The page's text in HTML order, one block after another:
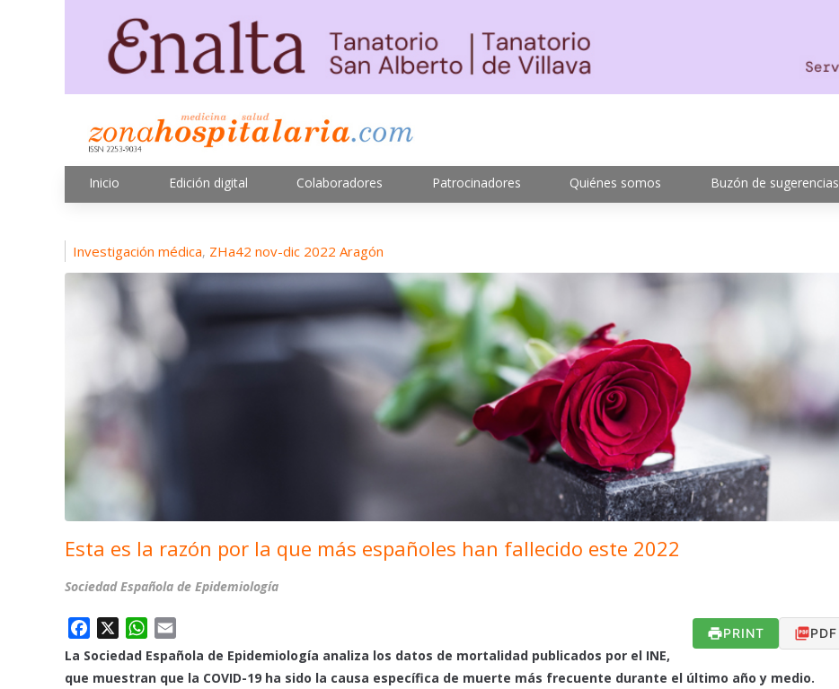
Inicio Edición digital Colaboradores Patrocinadores Quiénes somos Buzón de sugerencias
Investigación médica, ZHa42 nov-dic 2022 Aragón
Esta es la razón por la que más españoles han fallecido este 2022
Sociedad Española de Epidemiología
a
c
W
h
a
m
a
PRINT PDF
La Sociedad Española de Epidemiología analiza los datos de mortalidad publicados por el INE,
que muestran que la COVID-19 ha sido la causa específica de muerte más frecuente durante el último año y medio.